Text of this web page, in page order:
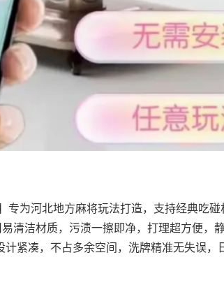
专为河北地方麻将玩法打造，支持经典吃
清洁材质，污渍一擦即净，打理超方便，
紧凑，不占多余空间，洗牌精准无失误，